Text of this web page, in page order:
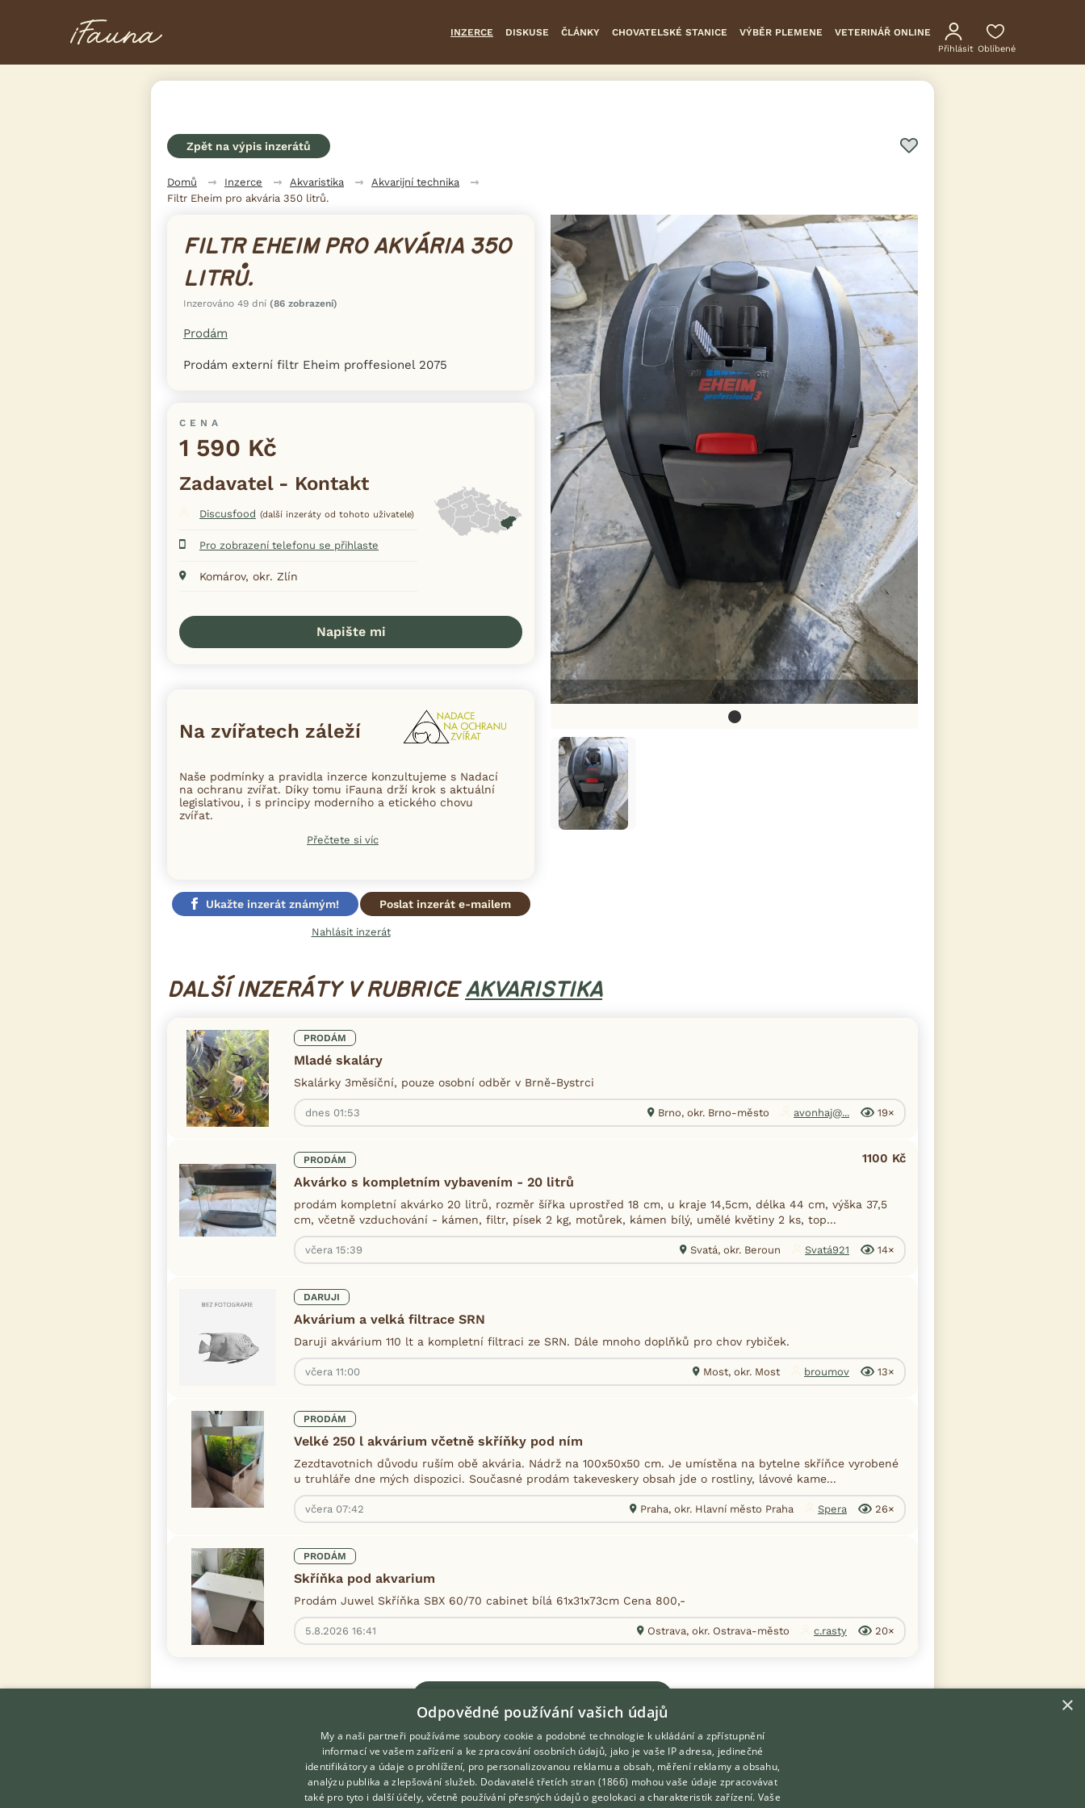
INZERCE DISKUSE ČLÁNKY CHOVATELSKÉ STANICE VÝBĚR PLEMENE VETERINÁŘ ONLINE
Přihlásit Oblíbené
Zpět na výpis inzerátů
Domů Inzerce Akvaristika
Akvarijní technika
Filtr Eheim pro akvária 350 litrů.
FILTR EHEIM PRO AKVÁRIA 350
LITRŮ.
Inzerováno 49 dní (86 zobrazení)
Prodám
Prodám externí filtr Eheim proffesionel 2075
CENA
1 590 Kč
Zadavatel - Kontakt
Discusfood (další inzeráty od tohoto uživatele)
Pro zobrazení telefonu se přihlaste
Komárov, okr. Zlín
Napište mi
Na zvířatech záleží
Naše podmínky a pravidla inzerce konzultujeme s Nadací
na ochranu zvířat. Díky tomu iFauna drží krok s aktuální
legislativou, i s principy moderního a etického chovu
zvířat.
Přečtete si víc
Ukažte inzerát známým! Poslat inzerát e-mailem
Nahlásit inzerát
DALŠÍ INZERÁTY V RUBRICEAKVARISTIKA
PRODÁM
Mladé skaláry
Skalárky 3měsíční, pouze osobní odběr v Brně-Bystrci
dnes 01:53 Brno, okr. Brno-město avonhaj@... 19×
PRODÁM
Akvárko s kompletním vybavením - 20 litrů
1100 Kč
prodám kompletní akvárko 20 litrů, rozměr šířka uprostřed 18 cm, u kraje 14,5cm, délka 44 cm, výška 37,5
cm, včetně vzduchování - kámen, filtr, písek 2 kg, motůrek, kámen bílý, umělé květiny 2 ks, top...
včera 15:39 Svatá, okr. Beroun Svatá921 14×
DARUJI
Akvárium a velká filtrace SRN
Daruji akvárium 110 lt a kompletní filtraci ze SRN. Dále mnoho doplňků pro chov rybiček.
včera 11:00 Most, okr. Most broumov 13×
PRODÁM
Velké 250 l akvárium včetně skříňky pod ním
Zezdtavotnich důvodu ruším obě akvária. Nádrž na 100x50x50 cm. Je umístěna na bytelne skříňce vyrobené
u truhláře dne mých dispozici. Současné prodám takeveskery obsah jde o rostliny, lávové kame...
včera 07:42 Praha, okr. Hlavní město Praha Spera 26×
PRODÁM
Skříňka pod akvarium
Prodám Juwel Skříňka SBX 60/70 cabinet bílá 61x31x73cm Cena 800,-
5.8.2026 16:41 Ostrava, okr. Ostrava-město c.rasty 20×
KONTAKT DO REDAKCE DOMOVSKÁ STRÁNKA O nás
×
Odpovědné používání vašich údajů
My a naši partneři používáme soubory cookie a podobné technologie k ukládání a zpřístupnění
informací ve vašem zařízení a ke zpracování osobních údajů, jako je vaše IP adresa, jedinečné
identifikátory a údaje o prohlížení, pro personalizovanou reklamu a obsah, měření reklamy a obsahu,
analýzu publika a zlepšování služeb. Dodavatelé třetích stran (1866) mohou vaše údaje zpracovávat
také pro tyto i další účely, včetně používání přesných údajů o geolokaci a charakteristik zařízení. Vaše